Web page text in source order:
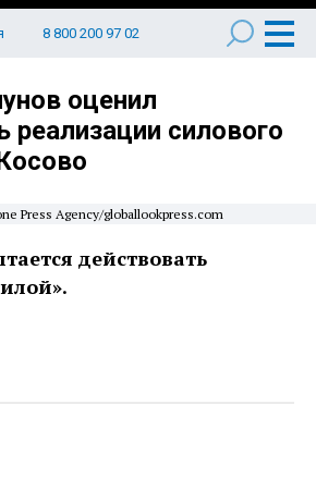
8 800 200 97 02
оценил
реализации силового
Press Agency/globallookpress.com
действовать